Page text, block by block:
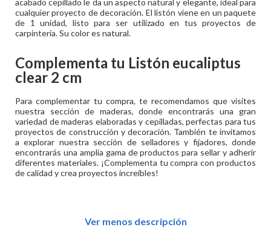
acabado cepillado le da un aspecto natural y elegante, ideal para
cualquier proyecto de decoración. El listón viene en un paquete
de 1 unidad, listo para ser utilizado en tus proyectos de
carpintería. Su color es natural.
Complementa tu Listón eucaliptus
clear 2 cm
Para complementar tu compra, te recomendamos que visites
nuestra sección de maderas, donde encontrarás una gran
variedad de maderas elaboradas y cepilladas, perfectas para tus
proyectos de construcción y decoración. También te invitamos
a explorar nuestra sección de selladores y fijadores, donde
encontrarás una amplia gama de productos para sellar y adherir
diferentes materiales. ¡Complementa tu compra con productos
de calidad y crea proyectos increíbles!
Ver menos descripción